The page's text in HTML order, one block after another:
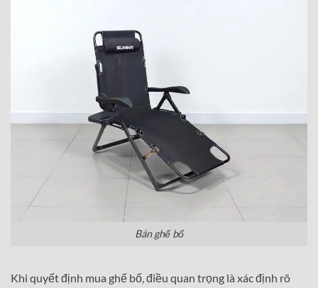
Bán ghế bố
Khi quyết định mua ghế bố, điều quan trọng là xác định rõ